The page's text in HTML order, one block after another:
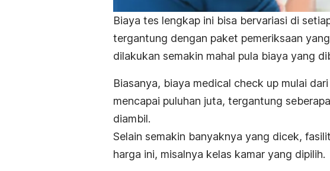
Biaya tes lengkap ini bisa bervariasi di
tergantung dengan paket pemeriksaan
dilakukan semakin mahal pula biaya yang
Biasanya, biaya medical check up mulai
mencapai puluhan juta, tergantung
diambil.
Selain semakin banyaknya yang dicek,
harga ini, misalnya kelas kamar yang dipilih.